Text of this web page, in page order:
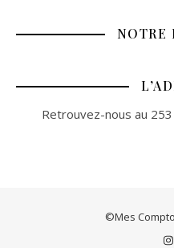
NOTRE
Retrouvez-nous au
©Mes